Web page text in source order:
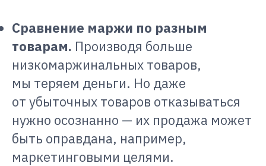
Сравнение маржи по разным
товарам. Производя больше
низкомаржинальных товаров,
мы теряем деньги. Но даже
от убыточных товаров отказываться
нужно осознанно — их продажа может
быть оправдана, например,
маркетинговыми целями.